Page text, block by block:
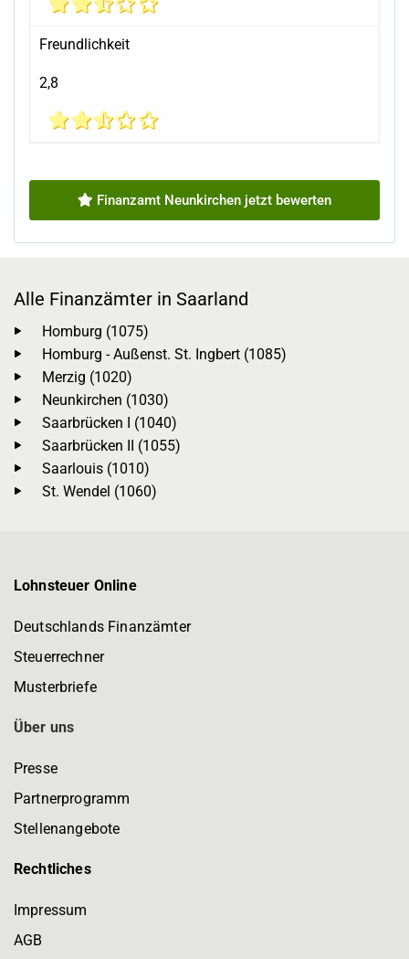
Freundlichkeit
2,8
Finanzamt Neunkirchen jetzt bewerten
Alle Finanzämter in Saarland
Homburg (1075)
Homburg - Außenst. St. Ingbert (1085)
Merzig (1020)
Neunkirchen (1030)
Saarbrücken I (1040)
Saarbrücken II (1055)
Saarlouis (1010)
St. Wendel (1060)
Lohnsteuer Online
Deutschlands Finanzämter
Steuerrechner
Musterbriefe
Über uns
Presse
Partnerprogramm
Stellenangebote
Rechtliches
Impressum
AGB